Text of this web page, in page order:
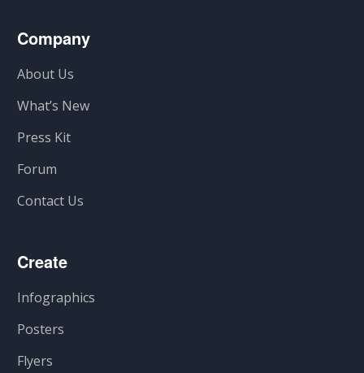
Company
About Us
What’s New
Press Kit
Forum
Contact Us
Create
Infographics
Posters
Flyers